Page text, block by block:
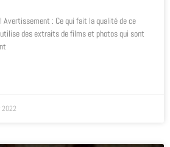
Avertissement : Ce qui fait la qualité de ce
utilise des extraits de films et photos qui sont
2022